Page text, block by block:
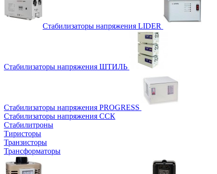
Стабилизаторы напряжения LIDER
Стабилизаторы напряжения ШТИЛЬ
Стабилизаторы напряжения PROGRESS
Стабилизаторы напряжения ССК
Стабилитроны
Тиристоры
Транзисторы
Трансформаторы